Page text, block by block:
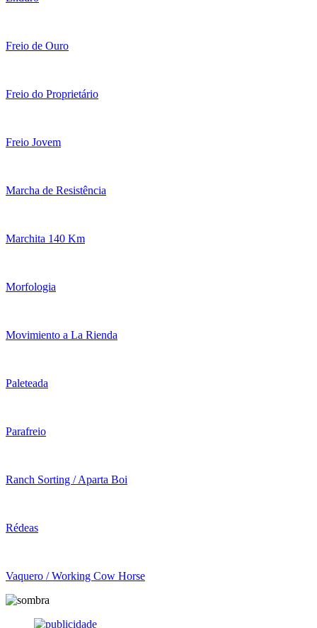
Freio de Ouro
Freio do Proprietário
Freio Jovem
Marcha de Resistência
Marchita 140 Km
Morfologia
Movimiento a La Rienda
Paleteada
Parafreio
Ranch Sorting / Aparta Boi
Rédeas
Vaquero / Working Cow Horse